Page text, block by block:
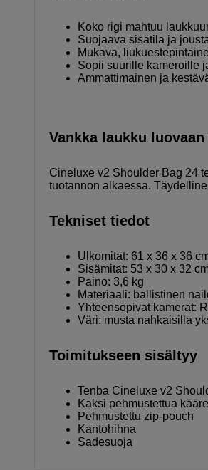
Koko rigi mahtuu
Suojaava sisätila ja
Mukava,
Sopii suurille kameroille
Ammattimainen ja
Vankka laukku luovaan
Cineluxe v2 Shoulder Bag 24
tuotannon alkaessa.
Tekniset tiedot
Ulkomitat: 61 x 36 x 36
Sisämitat: 53 x 30 x 32
Paino: 3,6 kg
Materiaali: ballistinen
Yhteensopivat kamerat:
Väri: musta nahkaisilla
Toimitukseen sisältyy
Tenba Cineluxe v2
Kaksi pehmustettua
Pehmustettu zip-pouch
Kantohihna
Sadesuoja